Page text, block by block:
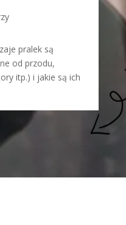
pralek są
od przodu,
itp.) i jakie są ich